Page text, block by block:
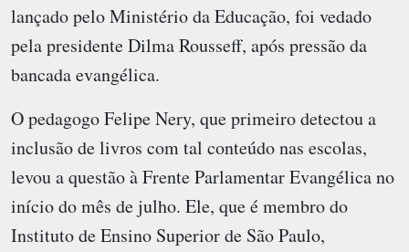
lançado pelo Ministério da Educação, foi vedado
pela presidente Dilma Rousseff, após pressão da
bancada evangélica.
O pedagogo Felipe Nery, que primeiro detectou a
inclusão de livros com tal conteúdo nas escolas,
levou a questão à Frente Parlamentar Evangélica no
início do mês de julho. Ele, que é membro do
Instituto de Ensino Superior de São Paulo,